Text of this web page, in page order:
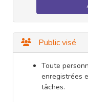
Public visé
Toute
enregistrées
tâches.